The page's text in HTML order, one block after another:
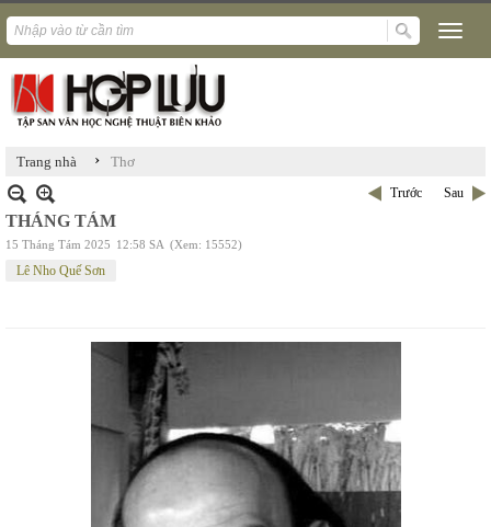
Trang nhà › Thơ
Trước Sau
THÁNG TÁM
15 Tháng Tám 2025 12:58 SA (Xem: 15552)
Lê Nho Quế Sơn